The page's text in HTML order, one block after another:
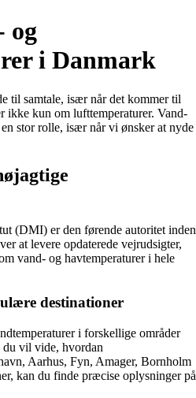
og
i Danmark
til samtale, især når det kommer til
ikke kun om lufttemperaturer. Vand-
stor rolle, især når vi ønsker at nyde
(DMI) er den førende autoritet inden
at levere opdaterede vejrudsigter,
vand- og havtemperaturer i hele
destinationer
i forskellige områder
vil vide, hvordan
Aarhus, Fyn, Amager, Bornholm
kan du finde præcise oplysninger på